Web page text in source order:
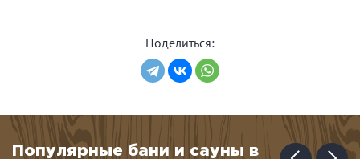
Поделиться:
Популярные бани и сауны в